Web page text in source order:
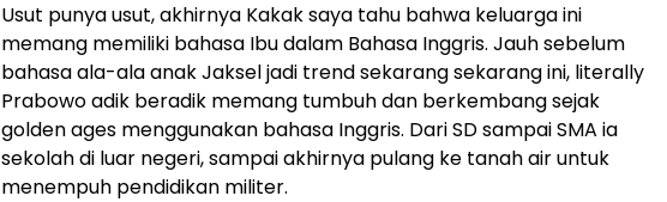
Usut punya usut, akhirnya Kakak saya tahu bahwa keluarga ini
memang memiliki bahasa Ibu dalam Bahasa Inggris. Jauh sebelum
bahasa ala-ala anak Jaksel jadi trend sekarang sekarang ini, literally
Prabowo adik beradik memang tumbuh dan berkembang sejak
golden ages menggunakan bahasa Inggris. Dari SD sampai SMA ia
sekolah di luar negeri, sampai akhirnya pulang ke tanah air untuk
menempuh pendidikan militer.